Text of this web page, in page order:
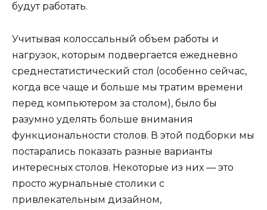
будут работать.
Учитывая колоссальный объем работы и
нагрузок, которым подвергается ежедневно
среднестатистический стол (особенно сейчас,
когда все чаще и больше мы тратим времени
перед компьютером за столом), было бы
разумно уделять больше внимания
функциональности столов. В этой подборки мы
постарались показать разные варианты
интересных столов. Некоторые из них — это
просто журнальные столики с
привлекательным дизайном,